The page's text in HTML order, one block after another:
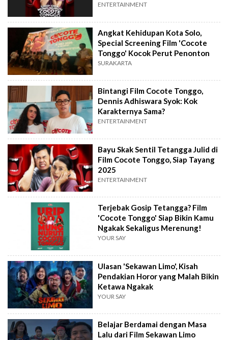
ENTERTAINMENT
Angkat Kehidupan Kota Solo,
Special Screening Film 'Cocote
Tonggo' Kocok Perut Penonton
SURAKARTA
Bintangi Film Cocote Tonggo,
Dennis Adhiswara Syok: Kok
Karakternya Sama?
ENTERTAINMENT
Bayu Skak Sentil Tetangga Julid di
Film Cocote Tonggo, Siap Tayang
2025
ENTERTAINMENT
Terjebak Gosip Tetangga? Film
'Cocote Tonggo' Siap Bikin Kamu
Ngakak Sekaligus Merenung!
YOUR SAY
Ulasan 'Sekawan Limo', Kisah
Pendakian Horor yang Malah Bikin
Ketawa Ngakak
YOUR SAY
Belajar Berdamai dengan Masa
Lalu dari Film Sekawan Limo